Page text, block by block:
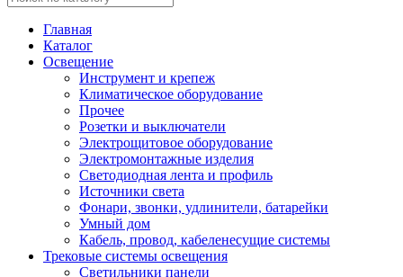
Главная
Каталог
Освещение
Инструмент и крепеж
Климатическое оборудование
Прочее
Розетки и выключатели
Электрощитовое оборудование
Электромонтажные изделия
Светодиодная лента и профиль
Источники света
Фонари, звонки, удлинители, батарейки
Умный дом
Кабель, провод, кабеленесущие системы
Трековые системы освещения
Светильники панели